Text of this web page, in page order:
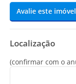
Avalie este imóvel
Localização
(confirmar com o